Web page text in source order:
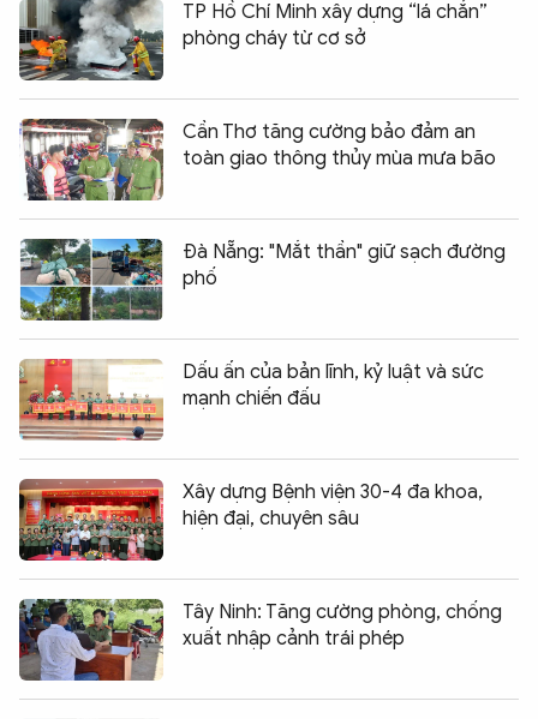
TP Hồ Chí Minh xây dựng “lá chắn”
phòng cháy từ cơ sở
Cần Thơ tăng cường bảo đảm an
toàn giao thông thủy mùa mưa bão
Đà Nẵng: "Mắt thần" giữ sạch đường
phố
Dấu ấn của bản lĩnh, kỷ luật và sức
mạnh chiến đấu
Xây dựng Bệnh viện 30-4 đa khoa,
hiện đại, chuyên sâu
Tây Ninh: Tăng cường phòng, chống
xuất nhập cảnh trái phép